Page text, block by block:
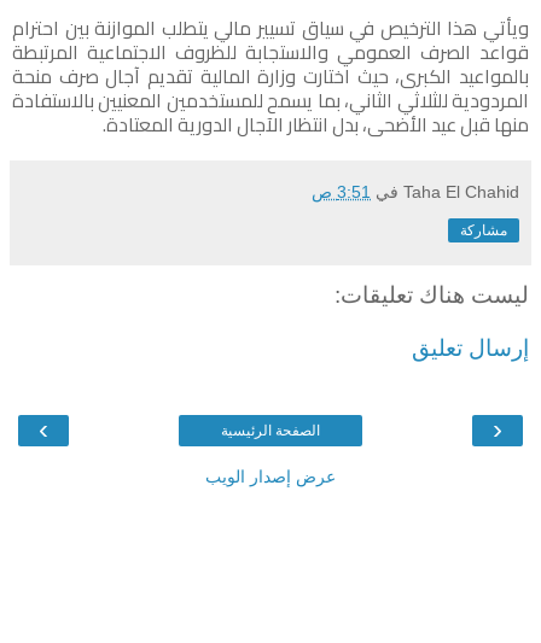
ويأتي هذا الترخيص في سياق تسيير مالي يتطلب الموازنة بين احترام
قواعد الصرف العمومي والاستجابة للظروف الاجتماعية المرتبطة
بالمواعيد الكبرى، حيث اختارت وزارة المالية تقديم آجال صرف منحة
المردودية للثلاثي الثاني، بما يسمح للمستخدمين المعنيين بالاستفادة
منها قبل عيد الأضحى، بدل انتظار الآجال الدورية المعتادة.
Taha El Chahid في 3:51 ص
مشاركة
ليست هناك تعليقات:
إرسال تعليق
‹
› الصفحة الرئيسية
عرض إصدار الويب